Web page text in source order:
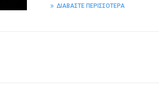
ΔΙΑΒΑΣΤΕ ΠΕΡΙΣΣΟΤΕΡΑ